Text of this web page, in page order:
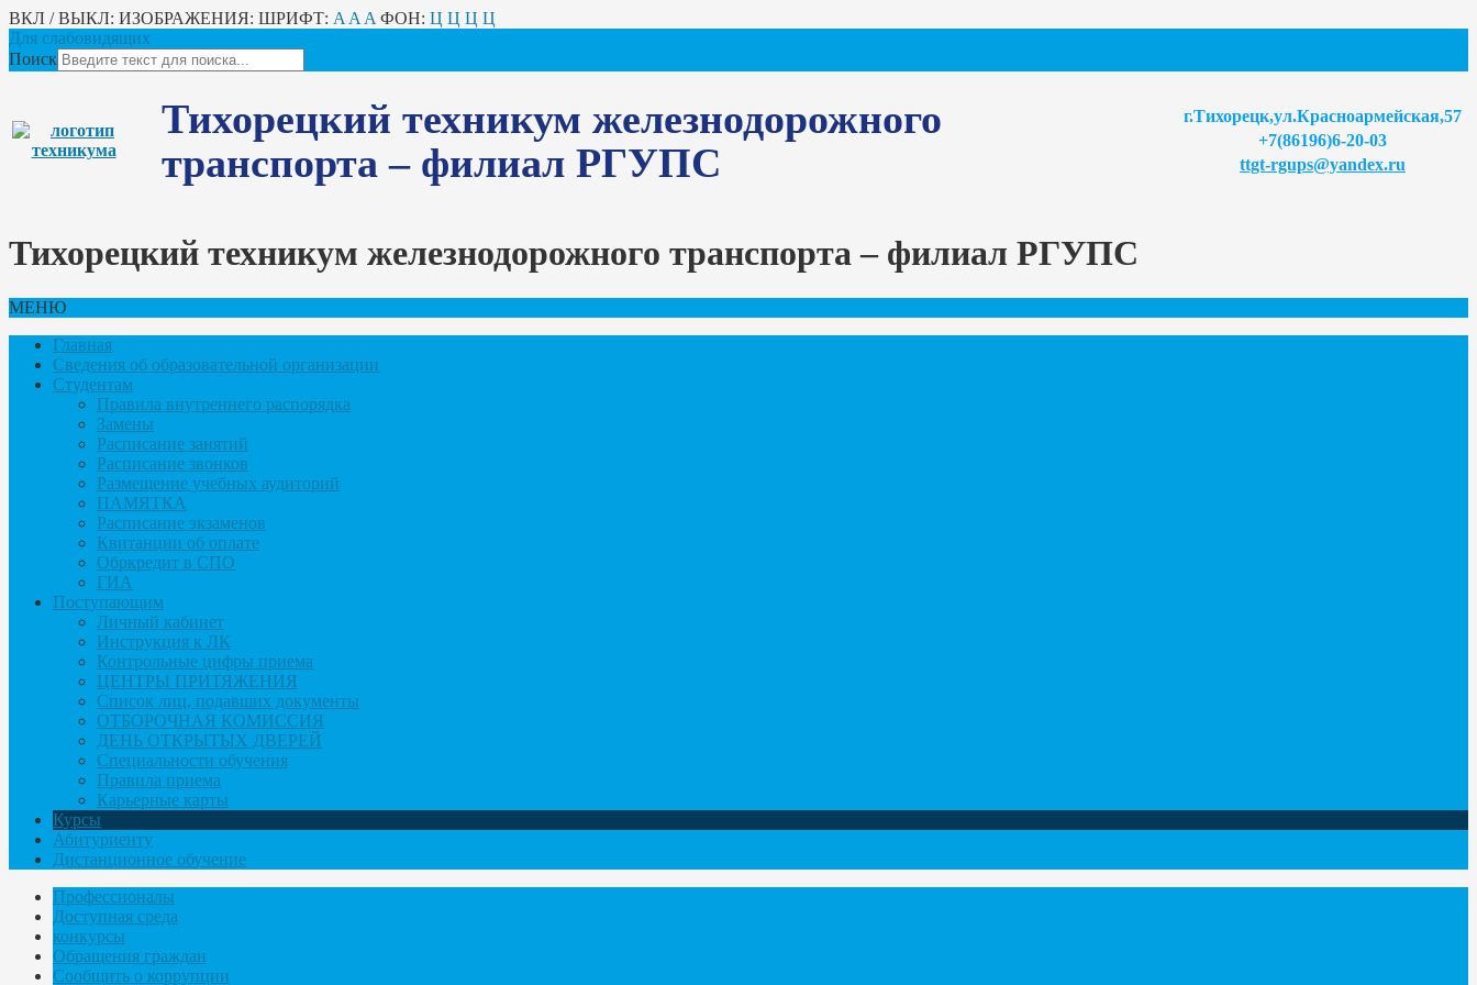
ВКЛ / ВЫКЛ: ИЗОБРАЖЕНИЯ: ШРИФТ: A A A ФОН: Ц Ц Ц Ц
Для слабовидящих
Поиск
Тихорецкий техникум железнодорожного
транспорта – филиал РГУПС
г.Тихорецк,ул.Красноармейская,57
+7(86196)6-20-03
ttgt-rgups@yandex.ru
Тихорецкий техникум железнодорожного транспорта – филиал РГУПС
МЕНЮ
Главная
Сведения об образовательной организации
Студентам
Правила внутреннего распорядка
Замены
Расписание занятий
Расписание звонков
Размещение учебных аудиторий
ПАМЯТКА
Расписание экзаменов
Квитанции об оплате
Обркредит в СПО
ГИА
Поступающим
Личный кабинет
Инструкция к ЛК
Контрольные цифры приема
ЦЕНТРЫ ПРИТЯЖЕНИЯ
Список лиц, подавших документы
ОТБОРОЧНАЯ КОМИССИЯ
ДЕНЬ ОТКРЫТЫХ ДВЕРЕЙ
Специальности обучения
Правила приема
Карьерные карты
Курсы
Абитуриенту
Дистанционное обучение
Профессионалы
Доступная среда
конкурсы
Обращения граждан
Сообщить о коррупции